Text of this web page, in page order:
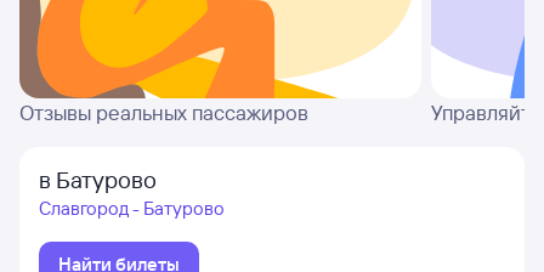
Отзывы реальных пассажиров
в Батурово
Славгород - Батурово
Найти билеты